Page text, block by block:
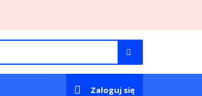
Zaloguj się